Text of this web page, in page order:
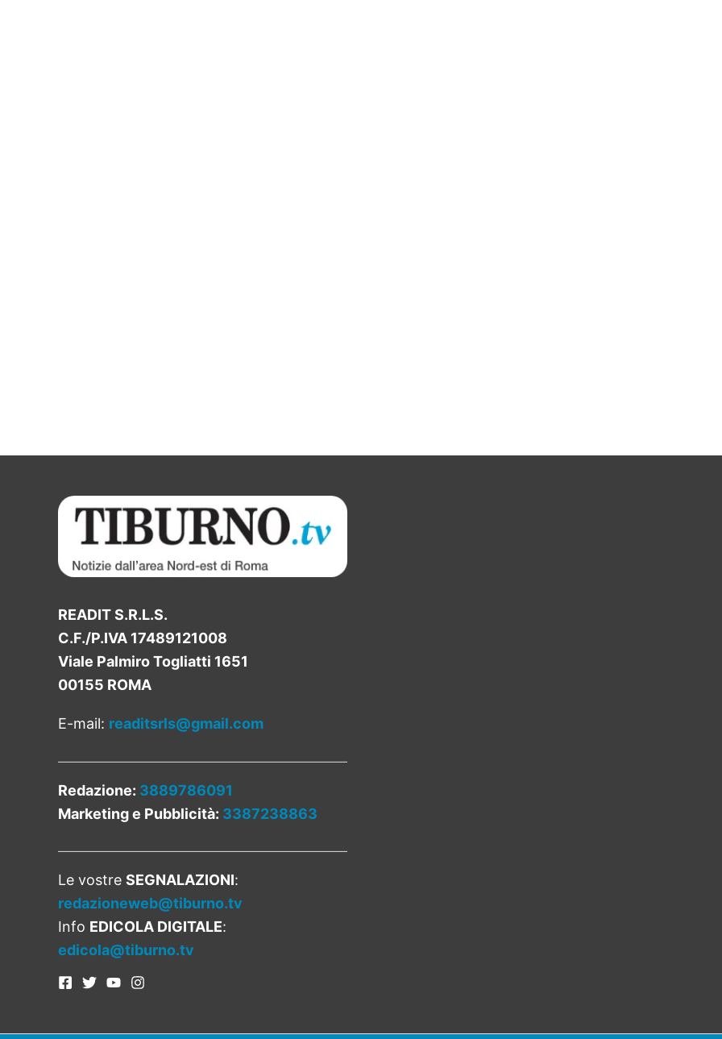
READIT S.R.L.S.
C.F./P.IVA 17489121008
Viale Palmiro Togliatti 1651
00155 ROMA
E-mail: readitsrls@gmail.com
Redazione: 3889786091
Marketing e Pubblicità: 3387238863
Le vostre SEGNALAZIONI:
redazioneweb@tiburno.tv
Info EDICOLA DIGITALE:
edicola@tiburno.tv